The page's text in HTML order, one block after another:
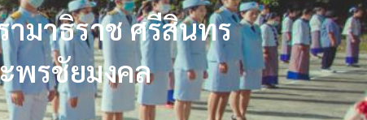
มาธิราช ศรีสินทร
พรชัยมงคล